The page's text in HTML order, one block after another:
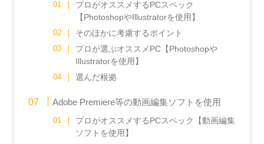
プロがオススメするPCスペック
【PhotoshopやIllustratorを使用】
そのほかに考慮するポイント
プロが選ぶオススメPC【Photoshopや
Illustratorを使用】
選んだ根拠
Adobe Premiere等の動画編集ソフトを使用
プロがオススメするPCスペック【動画編集
ソフトを使用】